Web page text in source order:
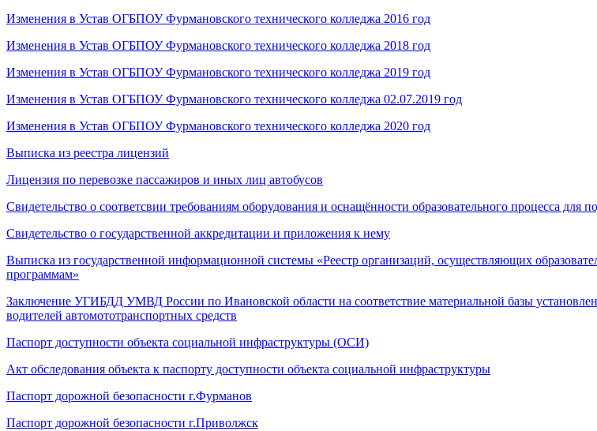
Изменения в Устав ОГБПОУ Фурмановского технического колледжа 2016 год
Изменения в Устав ОГБПОУ Фурмановского технического колледжа 2018 год
Изменения в Устав ОГБПОУ Фурмановского технического колледжа 2019 год
Изменения в Устав ОГБПОУ Фурмановского технического колледжа 02.07.2019 год
Изменения в Устав ОГБПОУ Фурмановского технического колледжа 2020 год
Выписка из реестра лицензий
Лицензия по перевозке пассажиров и иных лиц автобусов
Свидетельство о соответсвии требованиям оборудования и оснащённости образовательного процесса
Свидетельство о государственной аккредитации и приложения к нему
Выписка из государственной информационной системы «Реестр организаций, осуществляющих
программам»
Заключение УГИБДД УМВД России по Ивановской области на соответствие материальной базы
водителей автомототранспортных средств
Паспорт доступности объекта социальной инфраструктуры (ОСИ)
Акт обследования объекта к паспорту доступности объекта социальной инфраструктуры
Паспорт дорожной безопасности г.Фурманов
Паспорт дорожной безопасности г.Приволжск